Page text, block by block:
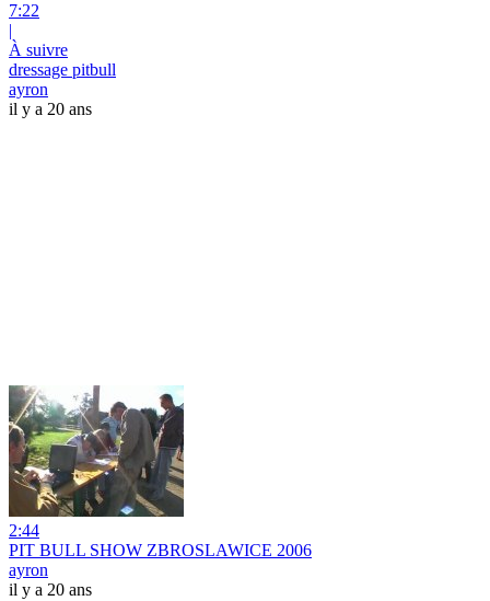
7:22
|
À suivre
dressage pitbull
ayron
il y a 20 ans
2:44
PIT BULL SHOW ZBROSLAWICE 2006
ayron
il y a 20 ans